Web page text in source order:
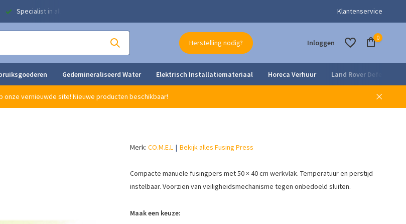
Specialist in alle strijkoplossingen Klantenservice
Herstelling nodig? Inloggen
0
Gedemineraliseerd Water Elektrisch Installatiemateriaal Horeca Verhuur Land Rover Defender
onze vernieuwde site! Nieuwe producten beschikbaar!
Merk: CO.M.E.L Bekijk alles Fusing Press
Compacte manuele fusingpers met 50 × 40 cm werkvlak. Temperatuur en perstijd
instelbaar. Voorzien van veiligheidsmechanisme tegen onbedoeld sluiten.
Maak een keuze: